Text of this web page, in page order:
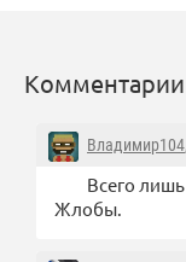
Комментарии
Владимир104
Всего лишь
Жлобы.